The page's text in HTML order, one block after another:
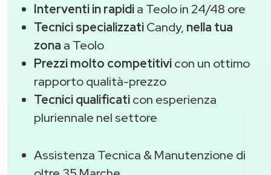
Interventi in rapidia Teolo in 24/48 ore
Tecnici specializzatiCandy, nella tua
zona a Teolo
Prezzi molto competitivicon un ottimo
rapporto qualità-prezzo
Tecnici qualificaticon esperienza
pluriennale nel settore
Assistenza Tecnica & Manutenzione di